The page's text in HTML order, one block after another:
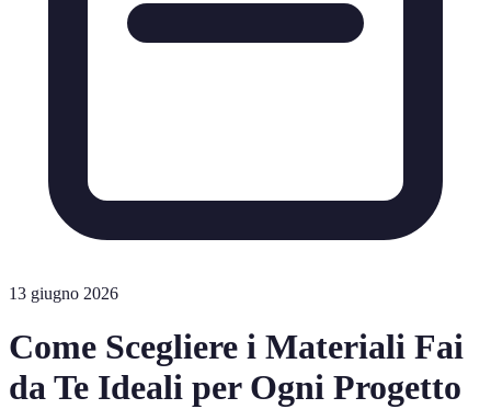
13 giugno 2026
Come Scegliere i Materiali Fai
da Te Ideali per Ogni Progetto